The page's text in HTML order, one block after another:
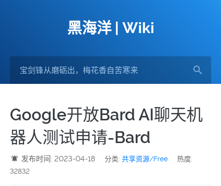
黑海洋 | Wiki
Google开放Bard AI聊天机
器人测试申请-Bard
发布时间: 2023-04-18 分类:共享资源/Free
热度:
32832